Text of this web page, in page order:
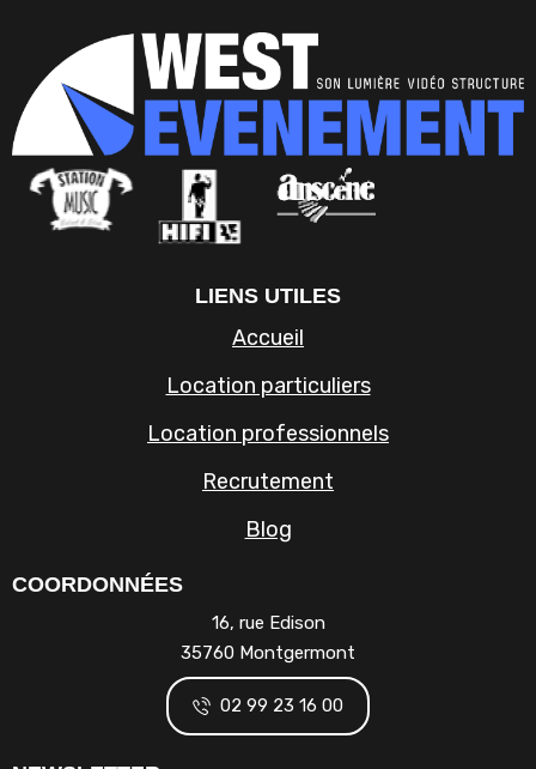
LIENS UTILES
Accueil
Location particuliers
Location professionnels
Recrutement
Blog
COORDONNÉES
16, rue Edison
35760 Montgermont
02 99 23 16 00